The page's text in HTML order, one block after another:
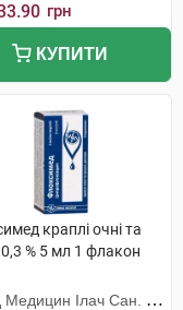
грн
КУПИТИ
краплі очні та
0,3 % 5 мл 1 флакон
Медицин Ілач Сан. Ве